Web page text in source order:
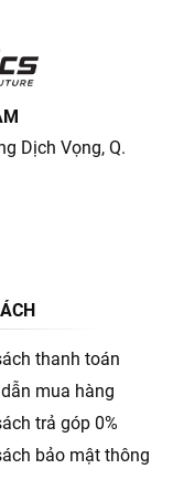
Dịch Vọng, Q.
thanh toán
mua hàng
trả góp 0%
bảo mật thông